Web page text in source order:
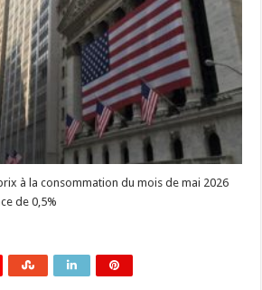
à la consommation du mois de mai 2026
de 0,5%